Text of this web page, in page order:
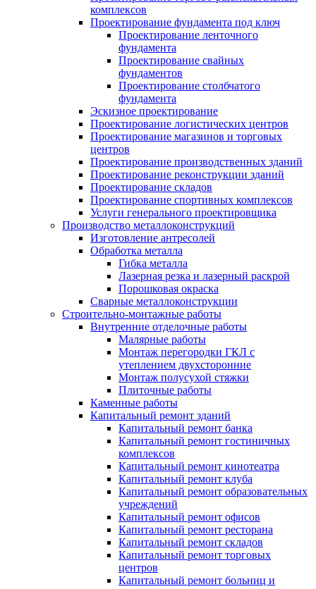
комплексов
Проектирование фундамента под ключ
Проектирование ленточного
фундамента
Проектирование свайных
фундаментов
Проектирование столбчатого
фундамента
Эскизное проектирование
Проектирование логистических центров
Проектирование магазинов и торговых
центров
Проектирование производственных зданий
Проектирование реконструкции зданий
Проектирование складов
Проектирование спортивных комплексов
Услуги генерального проектировщика
Производство металлоконструкций
Изготовление антресолей
Обработка металла
Гибка металла
Лазерная резка и лазерный раскрой
Порошковая окраска
Сварные металлоконструкции
Строительно-монтажные работы
Внутренние отделочные работы
Малярные работы
Монтаж перегородки ГКЛ с
утеплением двухсторонние
Монтаж полусухой стяжки
Плиточные работы
Каменные работы
Капитальный ремонт зданий
Капитальный ремонт банка
Капитальный ремонт гостиничных
комплексов
Капитальный ремонт кинотеатра
Капитальный ремонт клуба
Капитальный ремонт образовательных
учреждений
Капитальный ремонт офисов
Капитальный ремонт ресторана
Капитальный ремонт складов
Капитальный ремонт торговых
центров
Капитальный ремонт больниц и